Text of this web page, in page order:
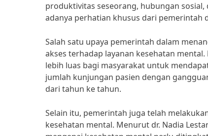
produktivitas seseorang, hubungan
adanya perhatian khusus dari pemerintah
Salah satu upaya pemerintah dalam
akses terhadap layanan kesehatan
lebih luas bagi masyarakat untuk
jumlah kunjungan pasien dengan
dari tahun ke tahun.
Selain itu, pemerintah juga telah
kesehatan mental. Menurut dr. Nadia